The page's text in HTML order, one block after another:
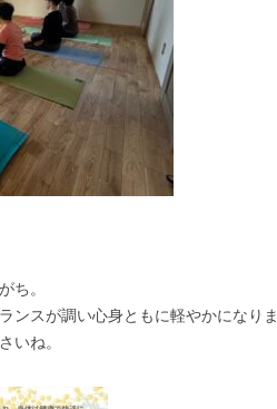
ち。
ンスが調い心身ともに軽やかになりま
いね。